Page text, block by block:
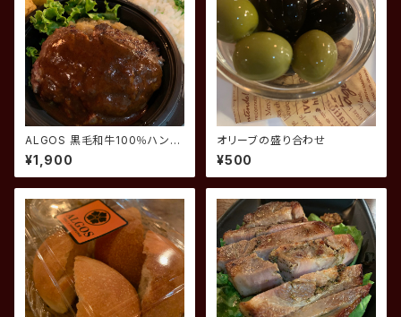
ALGOS 黒毛和牛100％ハンバ
ーグ 肉200ｇ(ライス付き)
¥1,900
オリーブの盛り合わせ
¥500